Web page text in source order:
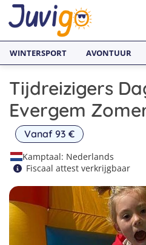
BESTEMMINGEN
België
Duitsland
SURFKAMPEN
Surfkampen België
Surfkampen Frankrijk
Surfkampen Spanje
Surfkampen Portugal
TAALVAKANTIES
Taalvakanties Frans
Taalvakanties Engels
Jongeren
Jongvolwassenen
WINTERSPORT AVONTUUR
Tijdreizigers
Evergem
Vanaf 93 €
Kamptaal: Nederlands
Fiscaal attest verkrijgbaar